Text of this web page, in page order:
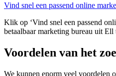
Vind snel een passend online
Klik op ‘Vind snel een passend
betaalbaar marketing bureau uit
Voordelen van het
We kunnen enorm veel voordelen